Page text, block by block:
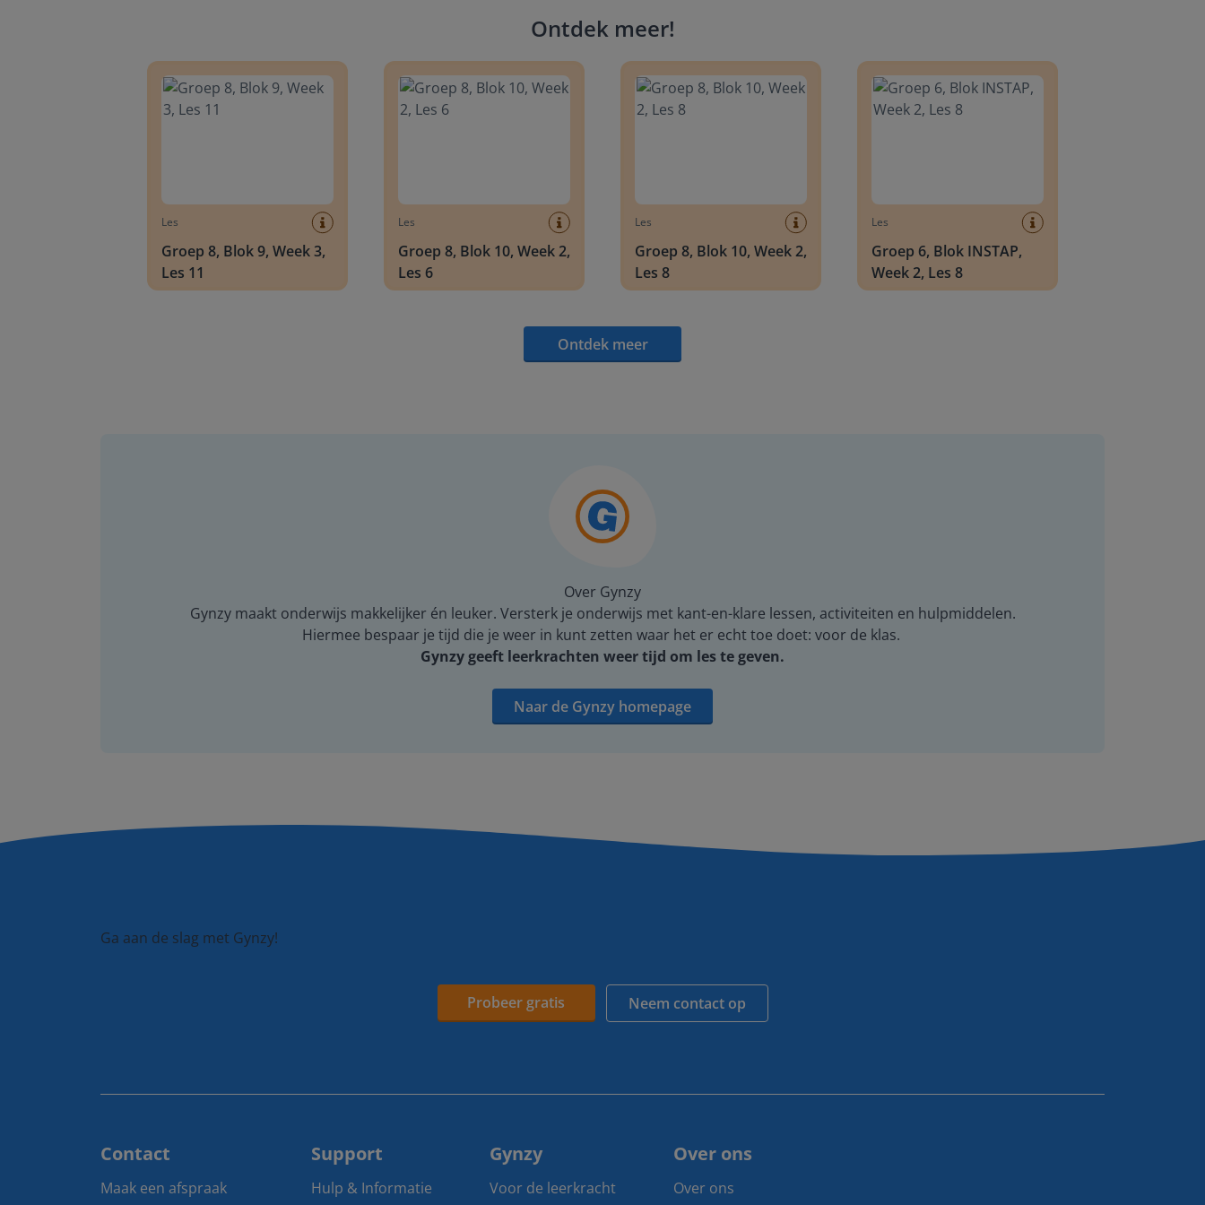
Ontdek meer!
Les
Groep 8, Blok 9, Week 3,
Les 11
Les
Groep 8, Blok 10, Week 2,
Les 6
Les
Groep 8, Blok 10, Week 2,
Les 8
Les
Groep 6, Blok INSTAP,
Week 2, Les 8
Ontdek meer
Over Gynzy
Gynzy maakt onderwijs makkelijker én leuker. Versterk je onderwijs met kant-en-klare lessen, activiteiten en hulpmiddelen.
Hiermee bespaar je tijd die je weer in kunt zetten waar het er echt toe doet: voor de klas.
Gynzy geeft leerkrachten weer tijd om les te geven.
Naar de Gynzy homepage
Ga aan de slag met Gynzy!
Probeer gratis Neem contact op
Contact
Maak een afspraak
Support
Hulp & Informatie
Gynzy
Voor de leerkracht
Over ons
Over ons